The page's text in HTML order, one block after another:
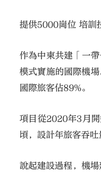
提供5000崗位 培訓
作為中柬共建「一
模式實施的國際機
國際旅客佔89%。
項目從2020年3月
頃，設計年旅客吞吐
說起建設過程，機